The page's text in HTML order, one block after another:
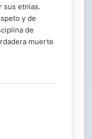
sus etnias.
y de
de
muerte